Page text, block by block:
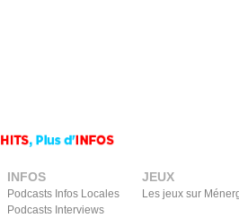
INFOS
Podcasts Infos Locales
Podcasts Interviews
JEUX
Les jeux sur